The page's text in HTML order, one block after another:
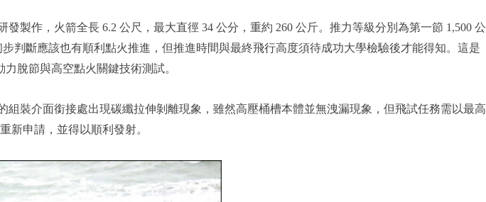
製作，火箭全長 6.2 公尺，最大直徑 34 公分，重約 260 公斤。推力等級分別為第一節 1,500 公
判斷應該也有順利點火推進，但推進時間與最終飛行高度須待成功大學檢驗後才能得知。這是
脫節與高空點火關鍵技術測試。
裝介面銜接處出現碳纖拉伸剝離現象，雖然高壓桶槽本體並無洩漏現象，但飛試任務需以最高
新申請，並得以順利發射。